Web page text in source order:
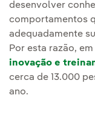
desenvolver
comportamentos
adequadamente
Por esta razão,
inovação e
cerca de 13.000
ano.